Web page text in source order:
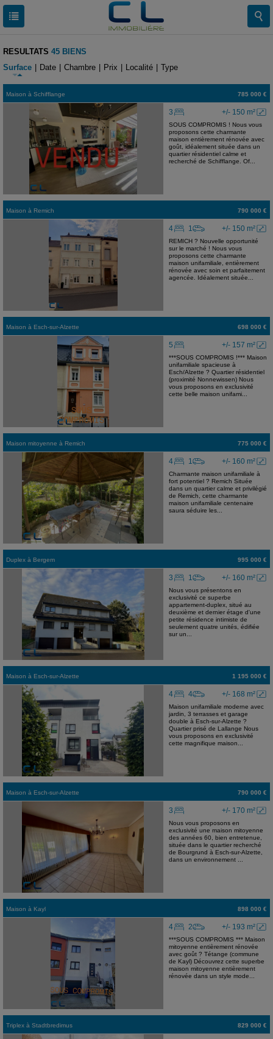
RESULTATS 45 BIENS
Surface
Date Chambre Prix Localité Type
Maison à Schifflange 785 000 €
+/- 150 m²
3
SOUS COMPROMIS ! Nous vous
proposons cette charmante
maison entièrement rénovée avec
goût, idéalement située dans un
quartier résidentiel calme et
recherché de Schifflange. Of...
Maison à Remich 790 000 €
+/- 150 m²
4 1
REMICH ? Nouvelle opportunité
sur le marché ! Nous vous
proposons cette charmante
maison unifamiliale, entièrement
rénovée avec soin et parfaitement
agencée. Idéalement située...
Maison à Esch-sur-Alzette 698 000 €
+/- 157 m²
5
***SOUS COMPROMIS !*** Maison
unifamiliale spacieuse à
Esch/Alzette ? Quartier résidentiel
(proximité Nonnewissen) Nous
vous proposons en exclusivité
cette belle maison unifami...
Maison mitoyenne à Remich 775 000 €
+/- 160 m²
4 1
Charmante maison unifamiliale à
fort potentiel ? Remich Située
dans un quartier calme et privilégié
de Remich, cette charmante
maison unifamiliale centenaire
saura séduire les...
Duplex à Bergem 995 000 €
+/- 160 m²
3 1
Nous vous présentons en
exclusivité ce superbe
appartement-duplex, situé au
deuxième et dernier étage d'une
petite résidence intimiste de
seulement quatre unités, édifiée
sur un...
Maison à Esch-sur-Alzette 1 195 000 €
+/- 168 m²
4 4
Maison unifamiliale moderne avec
jardin, 3 terrasses et garage
double à Esch-sur-Alzette ?
Quartier prisé de Lallange Nous
vous proposons en exclusivité
cette magnifique maison...
Maison à Esch-sur-Alzette 790 000 €
+/- 170 m²
3
Nous vous proposons en
exclusivité une maison mitoyenne
des années 60, bien entretenue,
située dans le quartier recherché
de Bourgrund à Esch-sur-Alzette,
dans un environnement ...
Maison à Kayl 898 000 €
+/- 193 m²
4 2
***SOUS COMPROMIS *** Maison
mitoyenne entièrement rénovée
avec goût ? Tétange (commune
de Kayl) Découvrez cette superbe
maison mitoyenne entièrement
rénovée dans un style mode...
Triplex à Stadtbredimus 829 000 €